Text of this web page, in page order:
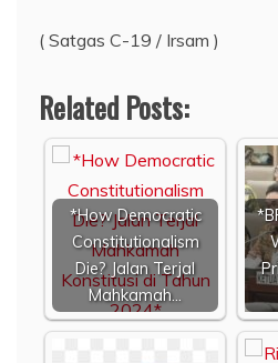
( Satgas C-19 / Irsam )
Related Posts:
*How Democratic
Constitutionalism
Die? Jalan Terjal
Mahkamah…